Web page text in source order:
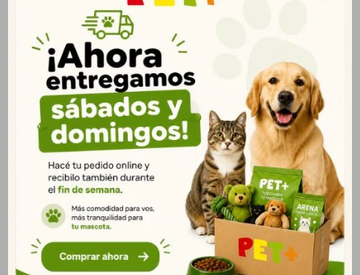
Juguete Cuerda con
Chupete 24*9*3,8 cm
$ 110
$ 79
Juguete Varita Pez
Brillante y Escamas
$ 123
$ 89